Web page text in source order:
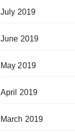
July 2019
June 2019
May 2019
April 2019
March 2019